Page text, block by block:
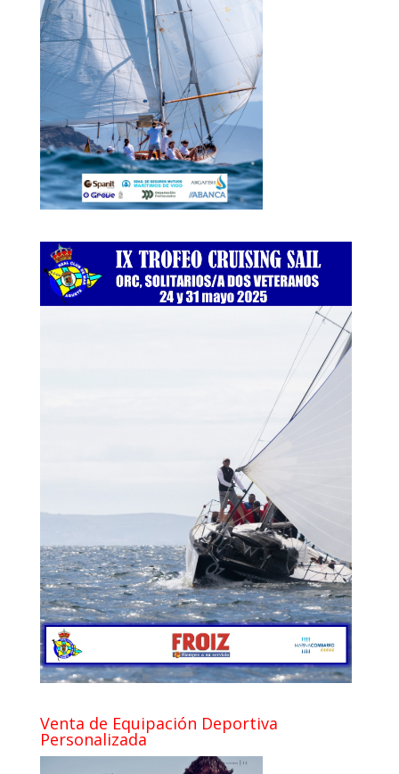
Venta de Equipación Deportiva
Personalizada